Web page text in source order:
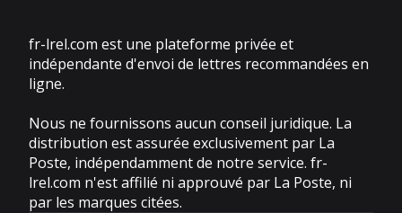
fr-lrel.com est une plateforme privée et
indépendante d'envoi de lettres recommandées en
ligne.
Nous ne fournissons aucun conseil juridique. La
distribution est assurée exclusivement par La
Poste, indépendamment de notre service. fr-
lrel.com n'est affilié ni approuvé par La Poste, ni
par les marques citées.